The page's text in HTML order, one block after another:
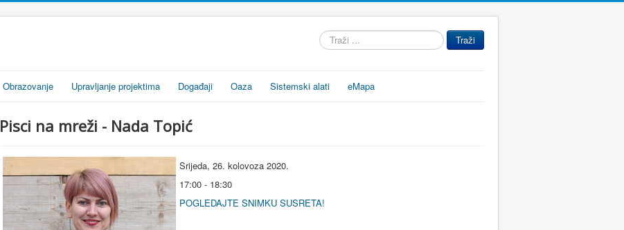
Traži
...
Traži
Obrazovanje Upravljanje projektima Događaji Oaza Sistemski alati eMapa
Pisci na mreži - Nada Topić
Srijeda, 26. kolovoza 2020.
17:00 - 18:30
POGLEDAJTE SNIMKU SUSRETA!